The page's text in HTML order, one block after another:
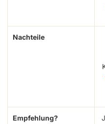
Nachteile
Empfehlung?